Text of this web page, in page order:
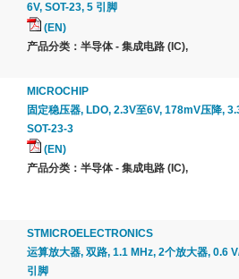
6V, SOT-23, 5 引脚
(EN)
产品分类：半导体 - 集成电路 (IC),
MICROCHIP
固定稳压器, LDO, 2.3V至6V, 178mV压降,
SOT-23-3
(EN)
产品分类：半导体 - 集成电路 (IC),
STMICROELECTRONICS
运算放大器, 双路, 1.1 MHz, 2个放大器, 0.6
引脚